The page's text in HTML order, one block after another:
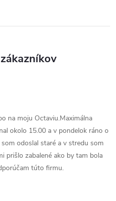
na moju Octaviu.Maximálna
okolo 15.00 a v pondelok ráno o
odoslal staré a v stredu som
prišlo zabalené ako by tam bola
túto firmu.